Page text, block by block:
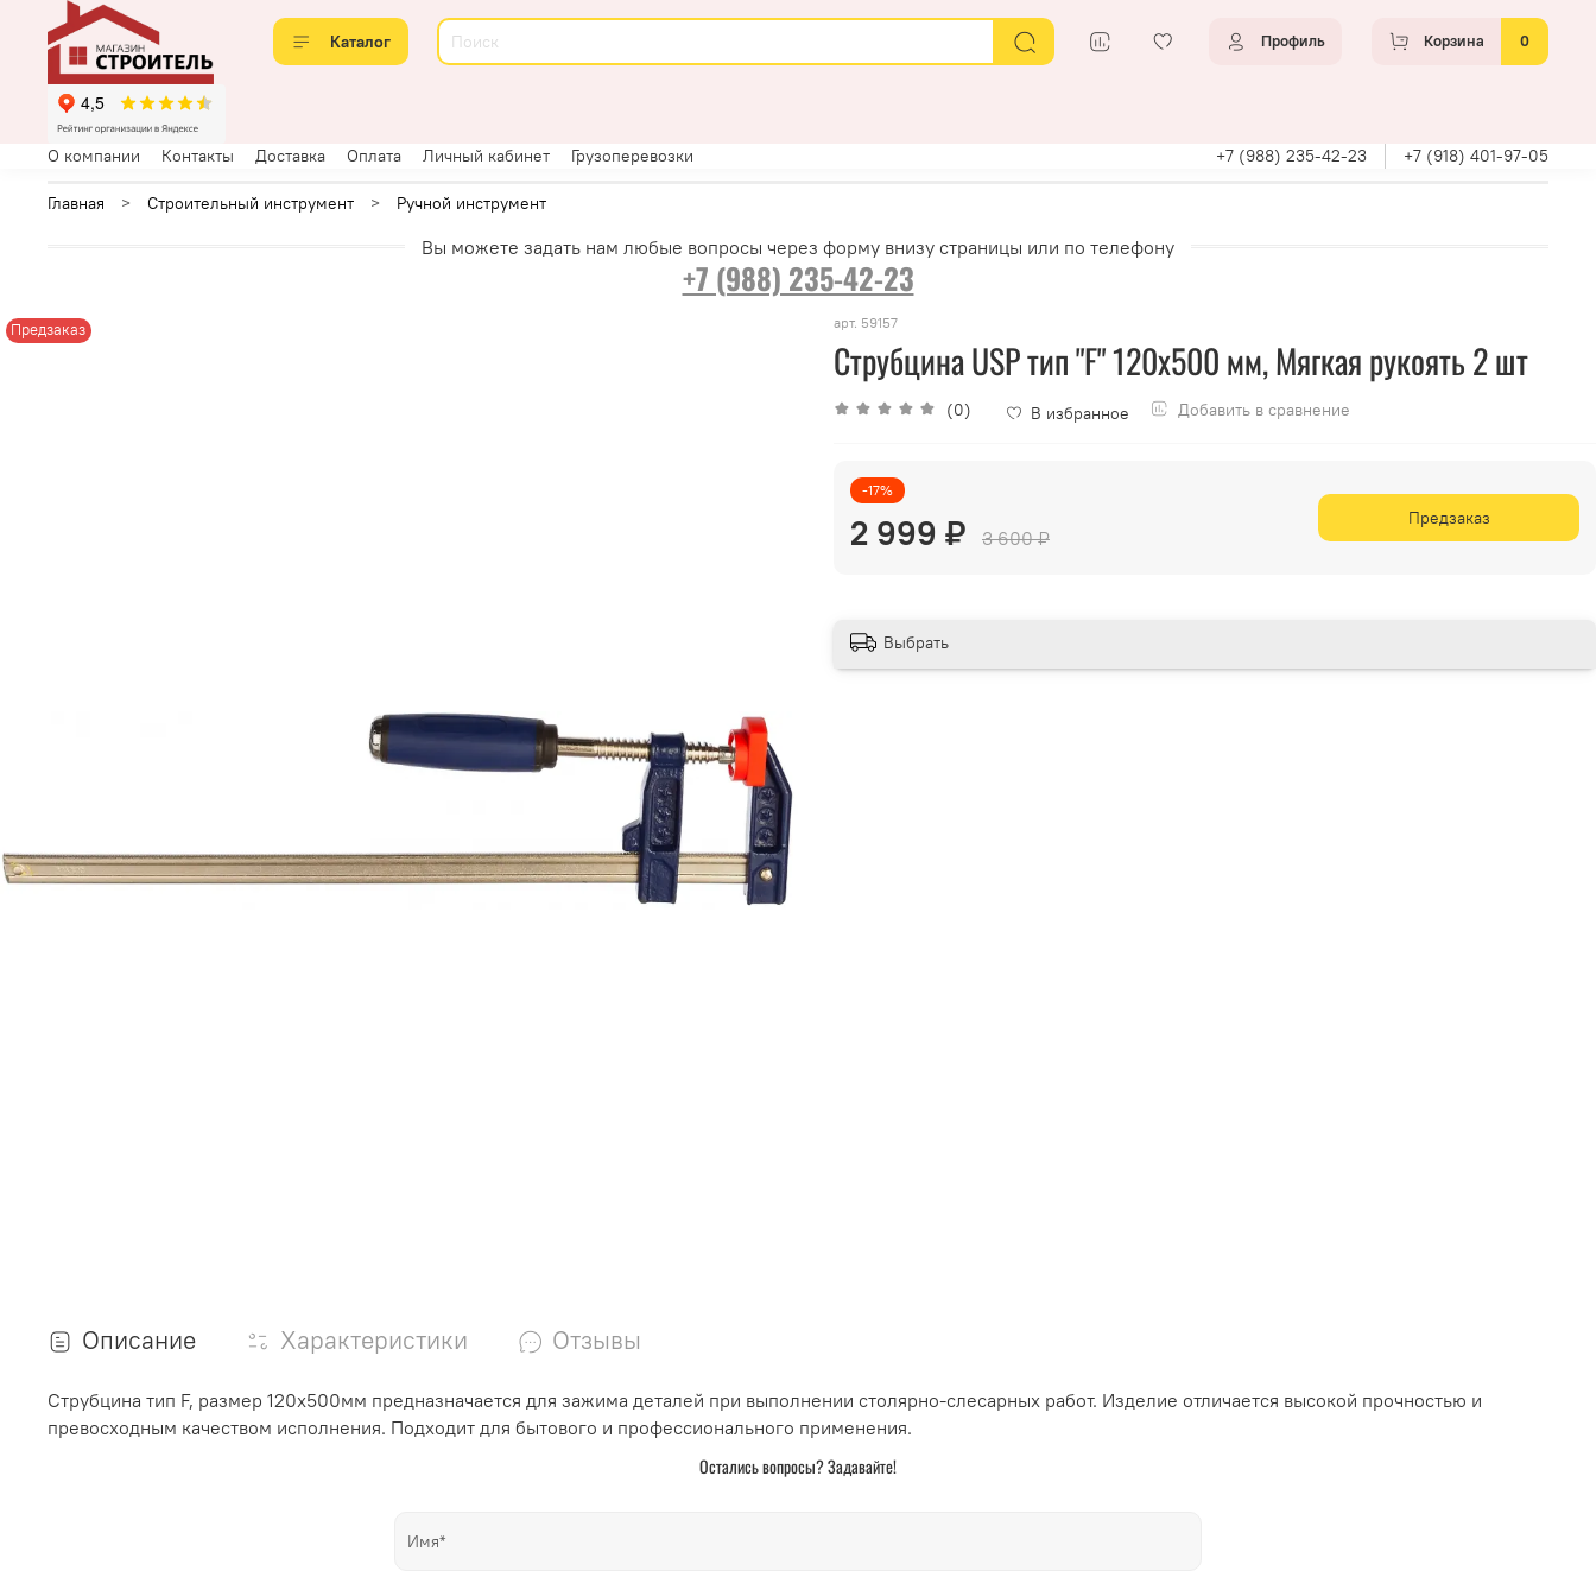
Каталог Профиль Корзина 0
О компании Контакты Доставка Оплата Личный кабинет Грузоперевозки +7 (988) 235-42-23 +7 (918) 401-97-05
Главная Строительный инструмент Ручной инструмент
Вы можете задать нам любые вопросы через форму внизу страницы или по телефону
+7 (988) 235-42-23
Предзаказ арт. 59157
Струбцина USP тип "F" 120х500 мм, Мягкая рукоять 2 шт
(0) В избранное Добавить в сравнение
-17%
2 999 ₽ 3 600 ₽
Предзаказ
Выбрать
Описание Характеристики Отзывы
Струбцина тип F, размер 120х500мм предназначается для зажима деталей при выполнении столярно-слесарных работ. Изделие отличается высокой прочностью и
превосходным качеством исполнения. Подходит для бытового и профессионального применения.
Остались вопросы? Задавайте!